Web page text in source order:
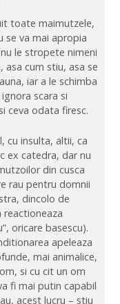
toate maimutzele,
se va mai apropia
le stropete nimeni
asa cum stiu, asa se
iar a le schimba
scara si
ceva odata firesc.
cu insulta, altii, ca
ex catedra, dar nu
din cusca
rau pentru domnii
dincolo de
oricare basescu).
apeleaza
mai animalice,
si cu cit un om
fi mai putin capabil
acest lucru – stiu